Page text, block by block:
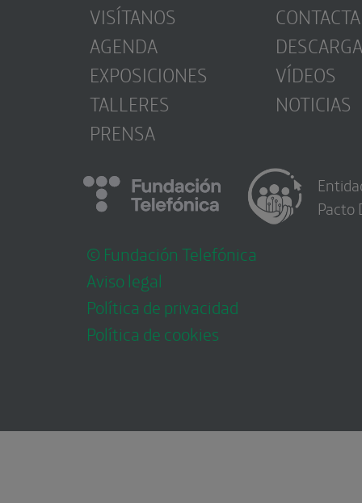
VISÍTANOS
AGENDA
EXPOSICIONES
TALLERES
PRENSA
CONTACTA
VÍDEOS
NOTICIAS
© Fundación Telefónica
Aviso legal
Política de privacidad
Política de cookies
Pacto